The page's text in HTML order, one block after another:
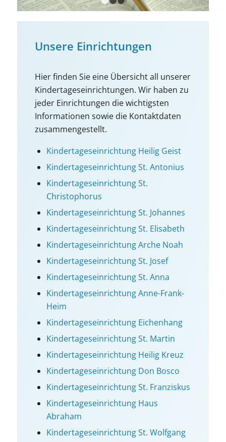
1 2 3
Unsere Einrichtungen
Hier finden Sie eine Übersicht all unserer
Kindertageseinrichtungen. Wir haben zu
jeder Einrichtungen die wichtigsten
Informationen sowie die Kontaktdaten
zusammengestellt.
Kinder­tages­einrichtung Heilig Geist
Kinder­tages­einrichtung St. Antonius
Kinder­tages­einrichtung St.
Christophorus
Kinder­tages­einrichtung St. Johannes
Kinder­tages­einrichtung St. Elisabeth
Kinder­tages­einrichtung Arche Noah
Kinder­tages­einrichtung St. Josef
Kinder­tages­einrichtung St. Anna
Kinder­tages­einrichtung Anne-Frank-
Heim
Kinder­tages­einrichtung Eichenhang
Kinder­tages­einrichtung St. Martin
Kinder­tages­einrichtung Heilig Kreuz
Kinder­tages­einrichtung Don Bosco
Kinder­tages­einrichtung St. Franziskus
Kinder­tages­einrichtung Haus
Abraham
Kinder­tages­einrichtung St. Wolfgang